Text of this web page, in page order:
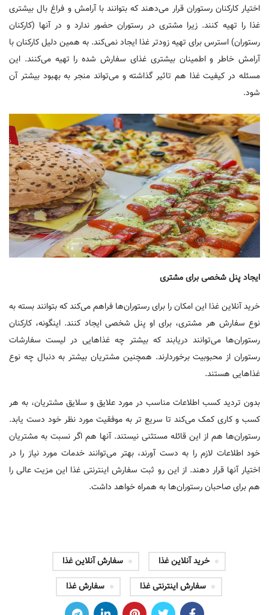
اختیار کارکنان رستوران قرار می‌دهند که بتوانند با آرامش و فراغ بال بیشتری
غذا را تهیه کنند. زیرا مشتری در رستوران حضور ندارد و در آنها (کارکنان
رستوران) استرس برای تهیه زودتر غذا ایجاد نمی‌کند. به همین دلیل کارکنان با
آرامش خاطر و اطمینان بیشتری غذای سفارش شده را تهیه می‌کنند. این
مسئله در کیفیت غذا هم تاثیر گذاشته و می‌تواند منجر به بهبود بیشتر آن
شود.
ایجاد پنل شخصی برای مشتری
خرید آنلاین غذا این امکان را برای رستوران‌ها فراهم می‌کند که بتوانند بسته به
نوع سفارش هر مشتری، برای او پنل شخصی ایجاد کنند. اینگونه، کارکنان
رستوران‌ها می‌توانند دریابند که بیشتر چه غذاهایی در لیست سفارشات
رستوران از محبوبیت برخوردارند. همچنین مشتریان بیشتر به دنبال چه نوع
غذاهایی هستند.
بدون تردید کسب اطلاعات مناسب در مورد علایق و سلایق مشتریان، به هر
کسب و کاری کمک می‌کند تا سریع تر به موفقیت مورد نظر خود دست یابد.
رستوران‌ها هم از این قائله مستثنی نیستند. آنها هم اگر نسبت به مشتریان
خود اطلاعات لازم را به دست آورند، بهتر می‌توانند خدمات مورد نیاز را در
اختیار آنها قرار دهند. از این رو ثبت سفارش اینترنتی غذا این مزیت عالی را
هم برای صاحبان رستوران‌ها به همراه خواهد داشت.
خرید آنلاین غذا
سفارش آنلاین غذا
سفارش اینترنتی غذا
سفارش غذا